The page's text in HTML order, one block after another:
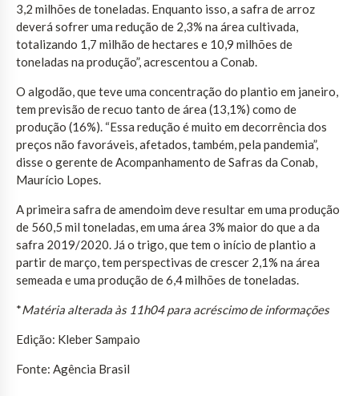
3,2 milhões de toneladas. Enquanto isso, a safra de arroz
deverá sofrer uma redução de 2,3% na área cultivada,
totalizando 1,7 milhão de hectares e 10,9 milhões de
toneladas na produção”, acrescentou a Conab.
O algodão, que teve uma concentração do plantio em janeiro,
tem previsão de recuo tanto de área (13,1%) como de
produção (16%). “Essa redução é muito em decorrência dos
preços não favoráveis, afetados, também, pela pandemia”,
disse o gerente de Acompanhamento de Safras da Conab,
Maurício Lopes.
A primeira safra de amendoim deve resultar em uma produção
de 560,5 mil toneladas, em uma área 3% maior do que a da
safra 2019/2020. Já o trigo, que tem o início de plantio a
partir de março, tem perspectivas de crescer 2,1% na área
semeada e uma produção de 6,4 milhões de toneladas.
*Matéria alterada às 11h04 para acréscimo de informações
Edição: Kleber Sampaio
Fonte: Agência Brasil